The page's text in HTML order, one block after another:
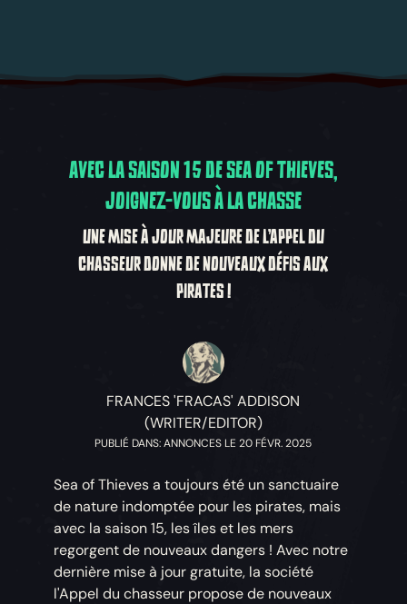
AVEC LA SAISON 15 DE SEA OF THIEVES,
JOIGNEZ-VOUS À LA CHASSE
UNE MISE À JOUR MAJEURE DE L'APPEL DU
CHASSEUR DONNE DE NOUVEAUX DÉFIS AUX
PIRATES !
FRANCES 'FRACAS' ADDISON
(WRITER/EDITOR)
PUBLIÉ DANS: ANNONCES LE 20 FÉVR. 2025
Sea of Thieves a toujours été un sanctuaire
de nature indomptée pour les pirates, mais
avec la saison 15, les îles et les mers
regorgent de nouveaux dangers ! Avec notre
dernière mise à jour gratuite, la société
l'Appel du chasseur propose de nouveaux